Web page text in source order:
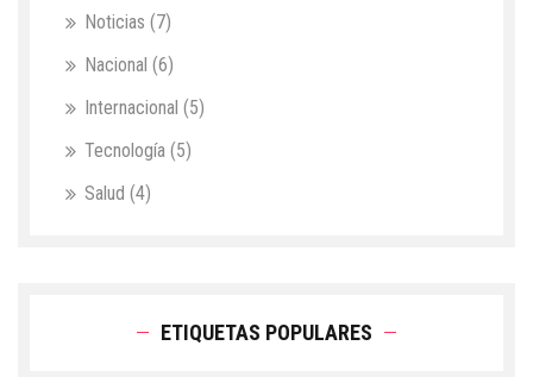
Noticias (7)
Nacional (6)
Internacional (5)
Tecnología (5)
Salud (4)
ETIQUETAS POPULARES